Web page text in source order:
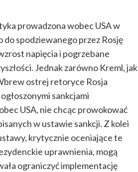
prowadzona wobec USA w
do spodziewanego przez Rosję
napięcia i pogrzebane
Jednak zarówno Kreml, jak
ostrej retoryce Rosja
sankcjami
USA, nie chcąc prowokować
w ustawie sankcji. Z kolei
krytycznie oceniające te
uprawnienia, mogą
ograniczyć implementację